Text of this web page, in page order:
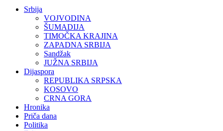
Srbija
VOJVODINA
ŠUMADIJA
TIMOČKA KRAJINA
ZAPADNA SRBIJA
Sandžak
JUŽNA SRBIJA
Dijaspora
REPUBLIKA SRPSKA
KOSOVO
CRNA GORA
Hronika
Priča dana
Politika